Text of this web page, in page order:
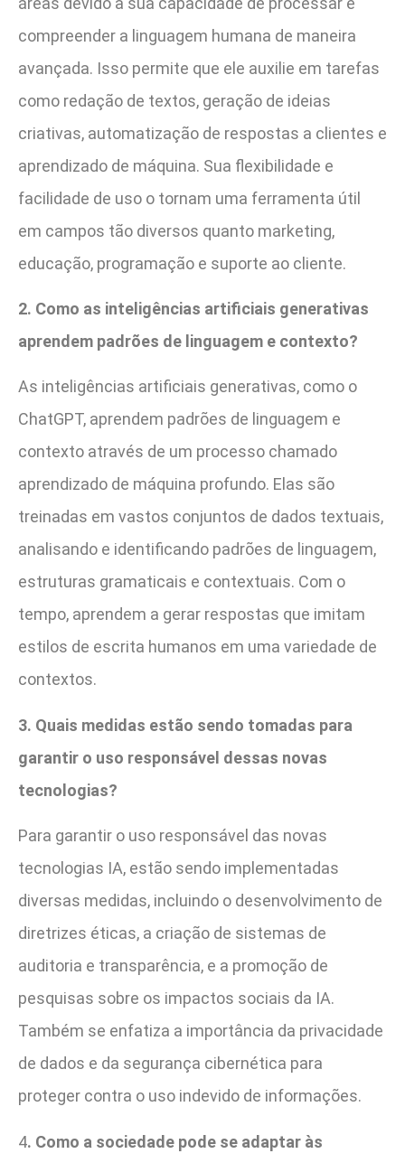
compreender a linguagem humana de maneira
avançada. Isso permite que ele auxilie em tarefas
como redação de textos, geração de ideias
criativas, automatização de respostas a clientes e
aprendizado de máquina. Sua flexibilidade e
facilidade de uso o tornam uma ferramenta útil
em campos tão diversos quanto marketing,
educação, programação e suporte ao cliente.
2. Como as inteligências artificiais generativas
aprendem padrões de linguagem e contexto?
As inteligências artificiais generativas, como o
ChatGPT, aprendem padrões de linguagem e
contexto através de um processo chamado
aprendizado de máquina profundo. Elas são
treinadas em vastos conjuntos de dados textuais,
analisando e identificando padrões de linguagem,
estruturas gramaticais e contextuais. Com o
tempo, aprendem a gerar respostas que imitam
estilos de escrita humanos em uma variedade de
contextos.
3. Quais medidas estão sendo tomadas para
garantir o uso responsável dessas novas
tecnologias?
Para garantir o uso responsável das novas
tecnologias IA, estão sendo implementadas
diversas medidas, incluindo o desenvolvimento de
diretrizes éticas, a criação de sistemas de
auditoria e transparência, e a promoção de
pesquisas sobre os impactos sociais da IA.
Também se enfatiza a importância da privacidade
de dados e da segurança cibernética para
proteger contra o uso indevido de informações.
4. Como a sociedade pode se adaptar às